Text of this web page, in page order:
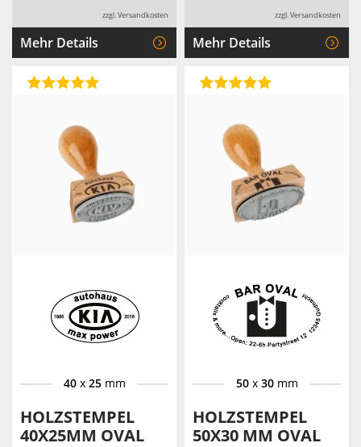
zzgl. Versandkosten
Mehr Details
zzgl. Versandkosten
Mehr Details
40x 25mm
HOLZSTEMPEL
40X25MM OVAL
50x 30mm
HOLZSTEMPEL
50X30 MM OVAL